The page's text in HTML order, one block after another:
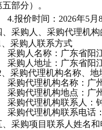
部分）。
4.报价时间： 2026年5月
、采购人、采购代理机
、采购人联系方式
采购人名称：广东省阳
采购人地址：广东省阳
、采购代理机构名称、
采购代理机构名称：广
采购代理机构地点：广
采购代理机构联系人：
采购代理机构联系电话
、采购项目联系人姓名和